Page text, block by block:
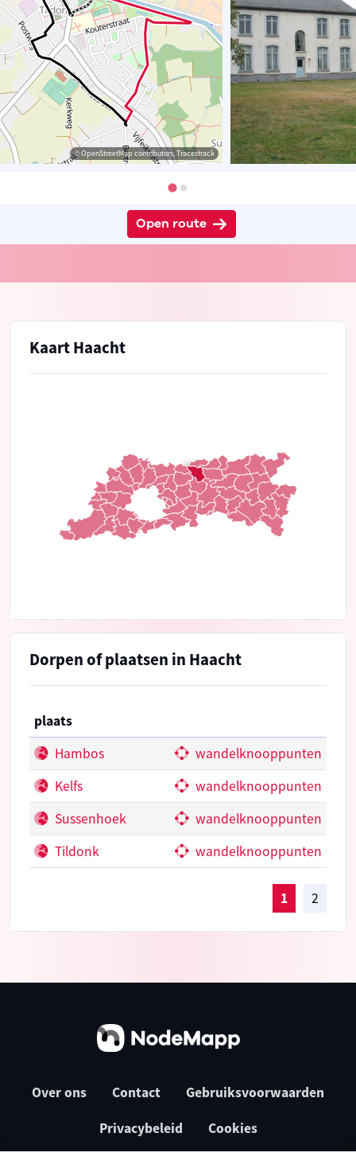
© OpenStreetMap contributors, Tracestrack
Open route
Kaart Haacht
Dorpen of plaatsen in Haacht
plaats
Hambos
wandelknooppunten
Kelfs
wandelknooppunten
Sussenhoek
wandelknooppunten
Tildonk
wandelknooppunten
1 2
Over ons Contact Gebruiksvoorwaarden
Privacybeleid Cookies